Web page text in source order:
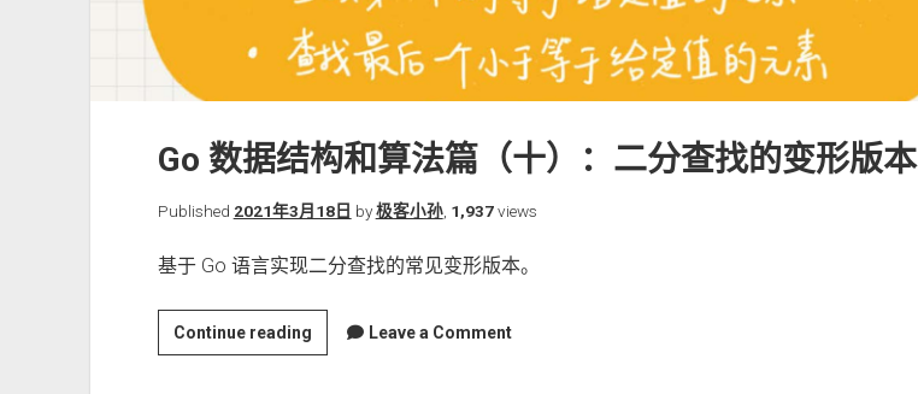
BF
算
法
Go 数据结构和算法篇（十）：二分查找的变形版本
Published 2021年3月18日 by极客小孙, 1,937views
基于 Go 语言实现二分查找的常见变形版本。
Continue readingGo
数
Leave a Comment